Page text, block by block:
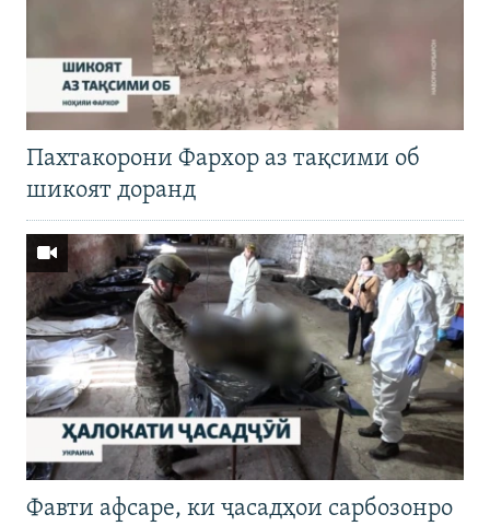
Пахтакорони Фархор аз тақсими об
шикоят доранд
Фавти афсаре, ки ҷасадҳои сарбозонро